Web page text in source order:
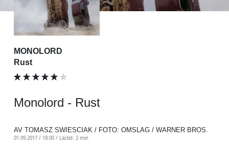
MONOLORD
Rust
Monolord - Rust
AV TOMASZ SWIESCIAK / FOTO: OMSLAG / WARNER BROS.
01.09.2017 / 18:00 / Lästid: 2 min